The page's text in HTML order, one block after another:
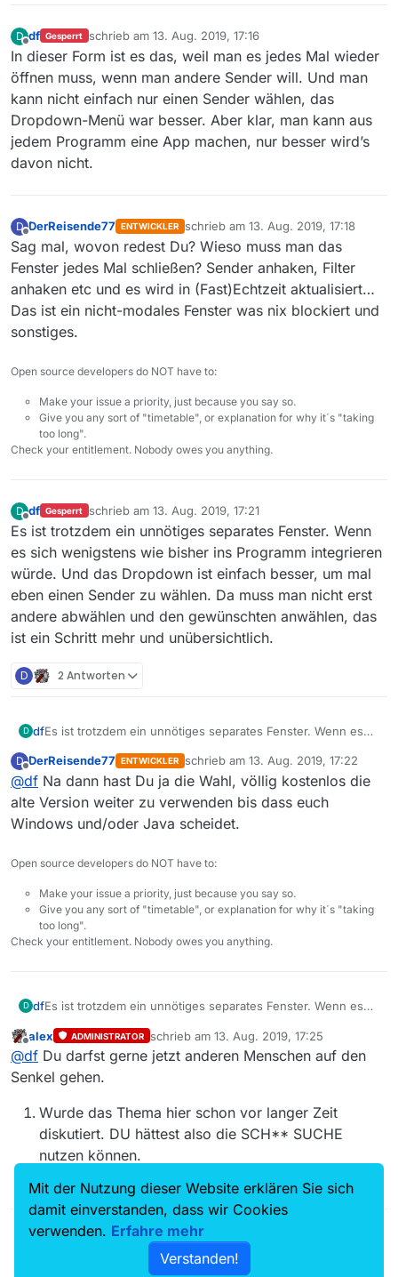
D
Offline
df Gesperrt schrieb am 13. Aug. 2019, 17:16
zuletzt editiert von
In dieser Form ist es das, weil man es jedes Mal wieder
öffnen muss, wenn man andere Sender will. Und man
kann nicht einfach nur einen Sender wählen, das
Dropdown-Menü war besser. Aber klar, man kann aus
jedem Programm eine App machen, nur besser wird’s
davon nicht.
D DerReisende77 ENTWICKLER schrieb am 13. Aug. 2019, 17:18
zuletzt editiert von
Sag mal, wovon redest Du? Wieso muss man das
Fenster jedes Mal schließen? Sender anhaken, Filter
anhaken etc und es wird in (Fast)Echtzeit aktualisiert…
Das ist ein nicht-modales Fenster was nix blockiert und
sonstiges.
Open source developers do NOT have to:
Make your issue a priority, just because you say so.
Give you any sort of "timetable", or explanation for why it´s "taking
too long".
Check your entitlement. Nobody owes you anything.
D
Offline
df Gesperrt schrieb am 13. Aug. 2019, 17:21
zuletzt editiert von
Es ist trotzdem ein unnötiges separates Fenster. Wenn
es sich wenigstens wie bisher ins Programm integrieren
würde. Und das Dropdown ist einfach besser, um mal
eben einen Sender zu wählen. Da muss man nicht erst
andere abwählen und den gewünschten anwählen, das
ist ein Schritt mehr und unübersichtlich.
D 2 Antworten
D dfEs ist trotzdem ein unnötiges separates Fenster. Wenn es
würde. Und das Dropdown ist einfach besser, um mal eben
einen Sender zu wählen. Da muss man nicht erst andere
abwählen und den gewünschten anwählen, das ist ein
Schritt mehr und unübersichtlich.
D
Offline
DerReisende77 ENTWICKLER schrieb am 13. Aug. 2019, 17:22
zuletzt editiert von
@df Na dann hast Du ja die Wahl, völlig kostenlos die
alte Version weiter zu verwenden bis dass euch
Windows und/oder Java scheidet.
Open source developers do NOT have to:
Make your issue a priority, just because you say so.
Give you any sort of "timetable", or explanation for why it´s "taking
too long".
Check your entitlement. Nobody owes you anything.
D dfEs ist trotzdem ein unnötiges separates Fenster. Wenn es
würde. Und das Dropdown ist einfach besser, um mal eben
einen Sender zu wählen. Da muss man nicht erst andere
abwählen und den gewünschten anwählen, das ist ein
Schritt mehr und unübersichtlich.
Offline
alex ADMINISTRATOR schrieb am 13. Aug. 2019, 17:25
zuletzt editiert von
@df Du darfst gerne jetzt anderen Menschen auf den
Senkel gehen.
Wurde das Thema hier schon vor langer Zeit
diskutiert. DU hättest also die SCH** SUCHE
nutzen können.
Mit der Nutzung dieser Website erklären Sie sich
damit einverstanden, dass wir Cookies
verwenden. Erfahre mehr
Verstanden!